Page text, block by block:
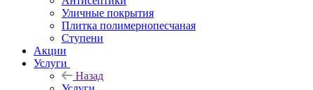
Уличные покрытия
Плитка полимернопесчаная
Ступени
Акции
Услуги
Назад